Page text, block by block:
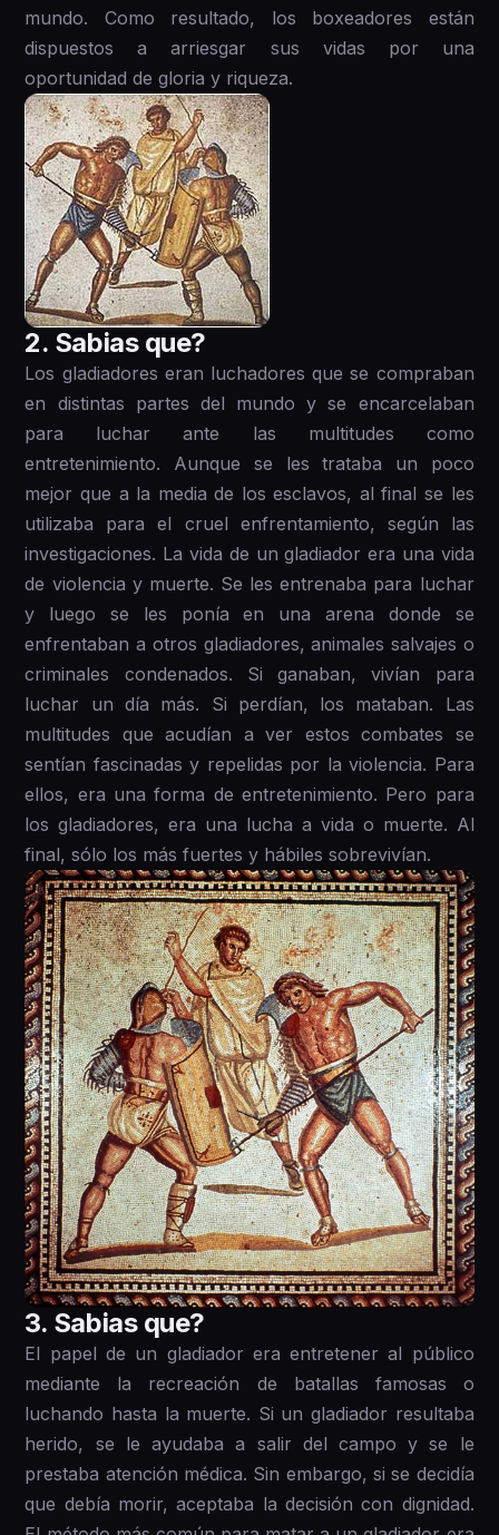
mundo. Como resultado, los boxeadores están
dispuestos a arriesgar sus vidas por una
oportunidad de gloria y riqueza.
2 . Sabias que?
Los gladiadores eran luchadores que se compraban
en distintas partes del mundo y se encarcelaban
para luchar ante las multitudes como
entretenimiento. Aunque se les trataba un poco
mejor que a la media de los esclavos, al final se les
utilizaba para el cruel enfrentamiento, según las
investigaciones. La vida de un gladiador era una vida
de violencia y muerte. Se les entrenaba para luchar
y luego se les ponía en una arena donde se
enfrentaban a otros gladiadores, animales salvajes o
criminales condenados. Si ganaban, vivían para
luchar un día más. Si perdían, los mataban. Las
multitudes que acudían a ver estos combates se
sentían fascinadas y repelidas por la violencia. Para
ellos, era una forma de entretenimiento. Pero para
los gladiadores, era una lucha a vida o muerte. Al
final, sólo los más fuertes y hábiles sobrevivían.
3 . Sabias que?
El papel de un gladiador era entretener al público
mediante la recreación de batallas famosas o
luchando hasta la muerte. Si un gladiador resultaba
herido, se le ayudaba a salir del campo y se le
prestaba atención médica. Sin embargo, si se decidía
que debía morir, aceptaba la decisión con dignidad.